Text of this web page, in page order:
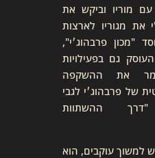
מוריו וביקש את
את מגוריו לארצות
בשנת 2003 נוסד "מכון פרבהוג׳י",
גם בפעילויות
את ההשקפה
של פרבהוג׳י לגבי
"דרך ההשתוות
למשוך עוקבים, הוא